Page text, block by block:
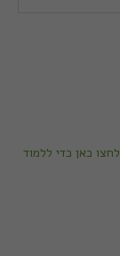
לחצו כאן כדי ללמוד